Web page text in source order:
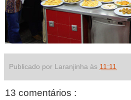
Publicado por Laranjinha às 11:11
13 comentários :